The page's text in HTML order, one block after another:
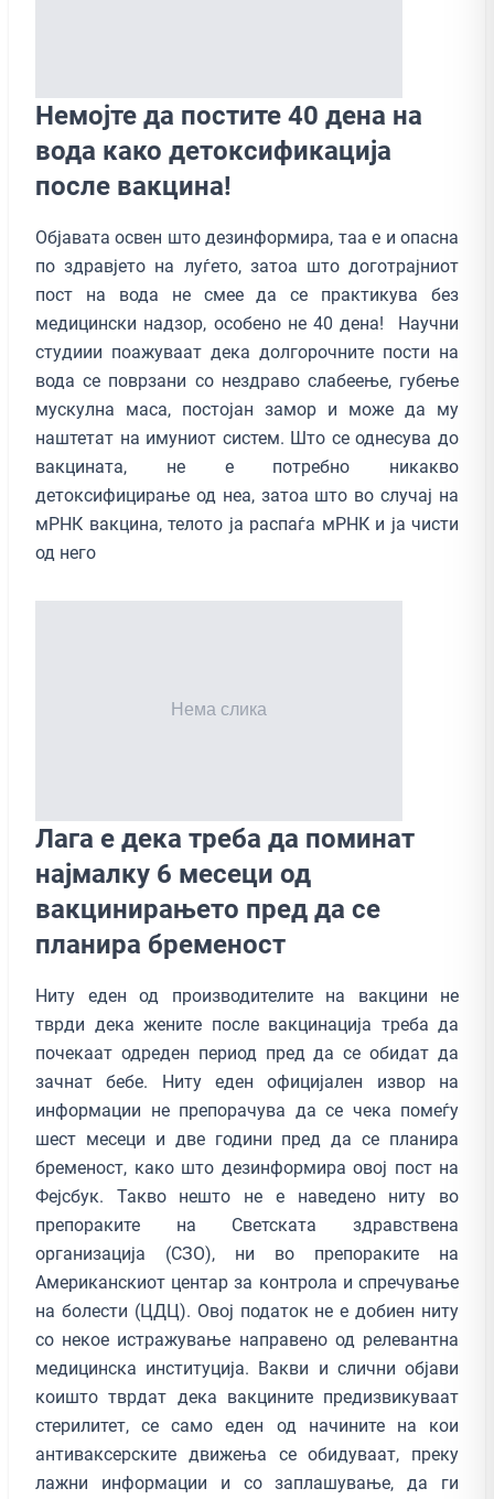
Немојте да постите 40 дена на
вода како детоксификација
после вакцина!
Објавата освен што дезинформира, таа е и опасна
по здравјето на луѓето, затоа што доготрајниот
пост на вода не смее да се практикува без
медицински надзор, особено не 40 дена! Научни
студиии поажуваат дека долгорочните пости на
вода се поврзани со нездраво слабеење, губење
мускулна маса, постојан замор и може да му
наштетат на имуниот систем. Што се однесува до
вакцината, не е потребно никакво
детоксифицирање од неа, затоа што во случај на
мРНК вакцина, телото ја распаѓа мРНК и ја чисти
од него
Лага е дека треба да поминат
најмалку 6 месеци од
вакцинирањето пред да се
планира бременост
Ниту еден од производителите на вакцини не
тврди дека жените после вакцинација треба да
почекаат одреден период пред да се обидат да
зачнат бебе. Ниту еден официјален извор на
информации не препорачува да се чека помеѓу
шест месеци и две години пред да се планира
бременост, како што дезинформира овој пост на
Фејсбук. Такво нешто не е наведено ниту во
препораките на Светската здравствена
организација (СЗО), ни во препораките на
Американскиот центар за контрола и спречување
на болести (ЦДЦ). Овој податок не е добиен ниту
со некое истражување направено од релевантна
медицинска институција. Вакви и слични објави
коишто тврдат дека вакцините предизвикуваат
стерилитет, се само еден од начините на кои
антиваксерските движења се обидуваат, преку
лажни информации и со заплашување, да ги